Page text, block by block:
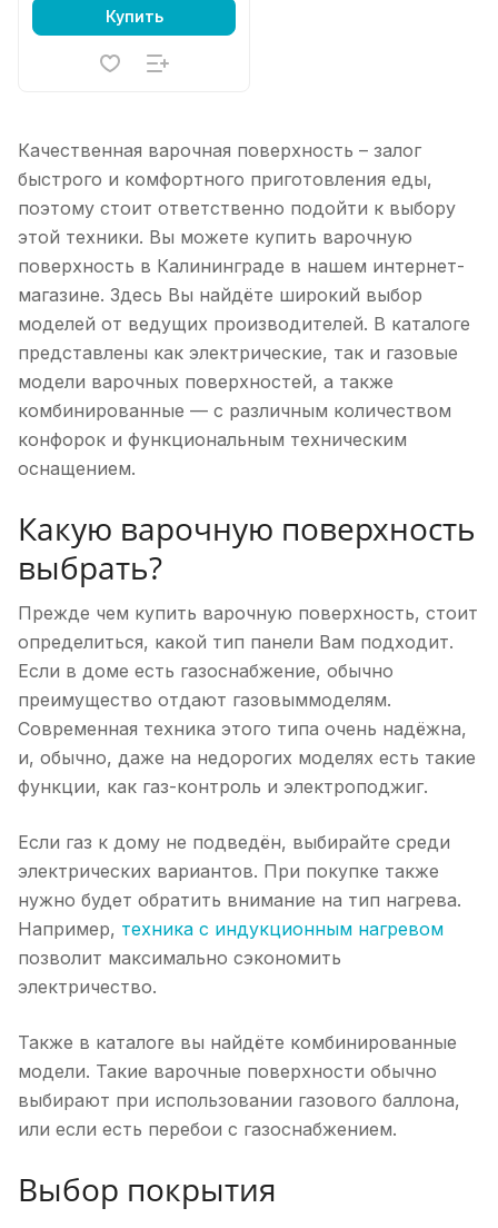
Купить
Качественная варочная поверхность – залог
быстрого и комфортного приготовления еды,
поэтому стоит ответственно подойти к выбору
этой техники. Вы можете купить варочную
поверхность в Калининграде в нашем интернет-
магазине. Здесь Вы найдёте широкий выбор
моделей от ведущих производителей. В каталоге
представлены как электрические, так и газовые
модели варочных поверхностей, а также
комбинированные — с различным количеством
конфорок и функциональным техническим
оснащением.
Какую варочную поверхность
выбрать?
Прежде чем купить варочную поверхность, стоит
определиться, какой тип панели Вам подходит.
Если в доме есть газоснабжение, обычно
преимущество отдают газовыммоделям.
Современная техника этого типа очень надёжна,
и, обычно, даже на недорогих моделях есть такие
функции, как газ-контроль и электроподжиг.
Если газ к дому не подведён, выбирайте среди
электрических вариантов. При покупке также
нужно будет обратить внимание на тип нагрева.
Например, техника с индукционным нагревом
позволит максимально сэкономить
электричество.
Также в каталоге вы найдёте комбинированные
модели. Такие варочные поверхности обычно
выбирают при использовании газового баллона,
или если есть перебои с газоснабжением.
Выбор покрытия